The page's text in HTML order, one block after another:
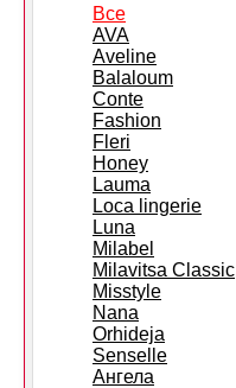
Все
AVA
Aveline
Balaloum
Conte
Fashion
Fleri
Honey
Lauma
Loca lingerie
Luna
Milabel
Milavitsa Classic
Misstyle
Nana
Orhideja
Senselle
Ангела